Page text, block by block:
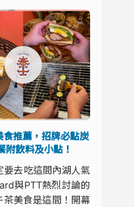
食推薦，招牌必點炭
飲料及小點！
要去吃這間內湖人氣
與PTT熱烈討論的
美食是這間！開幕